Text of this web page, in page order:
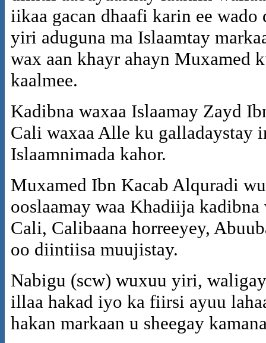
iikaa gacan dhaafi karin ee
yiri aduguna ma Islaamtay
wax aan khayr ahayn Muxamed
kaalmee.
Kadibna waxaa Islaamay Zayd
Cali waxaa Alle ku galladaystay
Islaamnimada kahor.
Muxamed Ibn Kacab Alquradi
ooslaamay waa Khadiija
Cali, Calibaana horreeyey,
oo diintiisa muujistay.
Nabigu (scw) wuxuu yiri,
illaa hakad iyo ka fiirsi ayuu
hakan markaan u sheegay